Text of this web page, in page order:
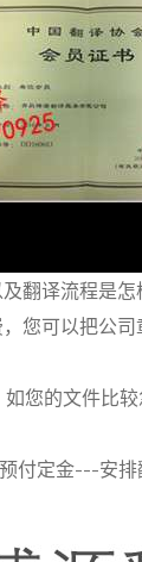
翻译流程是怎
您可以把公
您的文件比
付定金---安